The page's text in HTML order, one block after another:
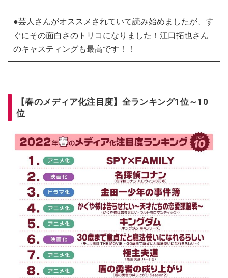
●芸人さんがオススメされていて読み始めましたが、す
ぐにその面白さのトリコになりました！江口拓也さん
のキャスティングも最高です！！
【春のメディア化注目度】全ランキング1位～10
位